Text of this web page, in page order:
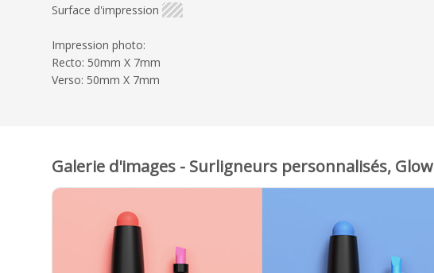
Surface d'impression
Impression photo:
Recto: 50mm X 7mm
Verso: 50mm X 7mm
Galerie d'images - Surligneurs personnalisés, Glow